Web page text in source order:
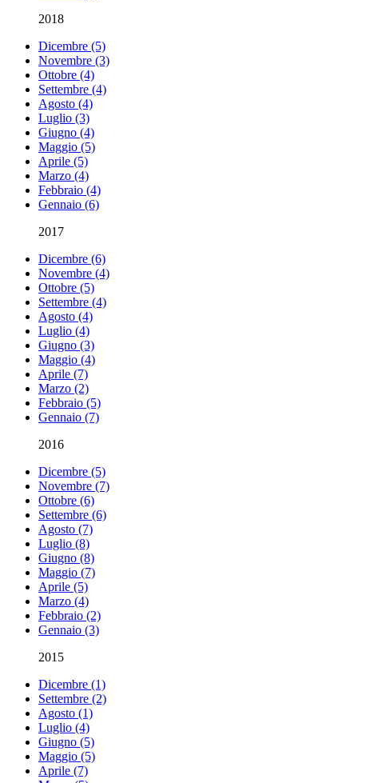
2018
Dicembre (5)
Novembre (3)
Ottobre (4)
Settembre (4)
Agosto (4)
Luglio (3)
Giugno (4)
Maggio (5)
Aprile (5)
Marzo (4)
Febbraio (4)
Gennaio (6)
2017
Dicembre (6)
Novembre (4)
Ottobre (5)
Settembre (4)
Agosto (4)
Luglio (4)
Giugno (3)
Maggio (4)
Aprile (7)
Marzo (2)
Febbraio (5)
Gennaio (7)
2016
Dicembre (5)
Novembre (7)
Ottobre (6)
Settembre (6)
Agosto (7)
Luglio (8)
Giugno (8)
Maggio (7)
Aprile (5)
Marzo (4)
Febbraio (2)
Gennaio (3)
2015
Dicembre (1)
Settembre (2)
Agosto (1)
Luglio (4)
Giugno (5)
Maggio (5)
Aprile (7)